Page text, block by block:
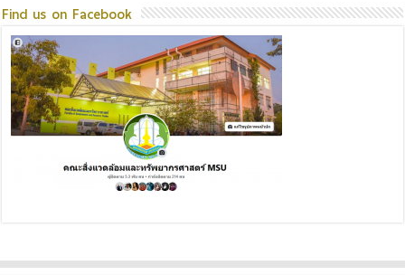
Find us on Facebook